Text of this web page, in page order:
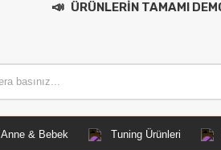
ÜRÜNLERİN TAMAMI DEMODUR
Anne & Bebek Tuning Ürünleri